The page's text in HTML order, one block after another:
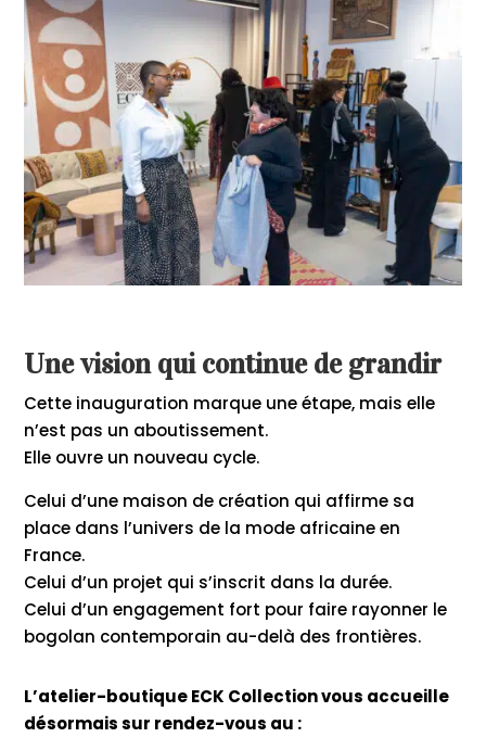
Une vision qui continue de grandir
Cette inauguration marque une étape, mais elle
n’est pas un aboutissement.
Elle ouvre un nouveau cycle.
Celui d’une maison de création qui affirme sa
place dans l’univers de la mode africaine en
France.
Celui d’un projet qui s’inscrit dans la durée.
Celui d’un engagement fort pour faire rayonner le
bogolan contemporain au-delà des frontières.
L’atelier-boutique ECK Collection vous accueille
désormais sur rendez-vous au :